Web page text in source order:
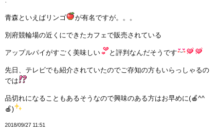
青森といえばリンゴ が有名ですが。。。
別府競輪場の近くにできたカフェで販売されている
アップルパイがすごく美味しい と評判なんだそうです
先日、テレビでも紹介されていたのでご存知の方もいらっしゃるの
では
品切れになることもあるそうなので興味のある方はお早めに(🍎^^
🍎)
2018/09/27 11:51